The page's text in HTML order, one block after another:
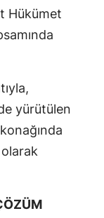
Hükümet
yürütülen